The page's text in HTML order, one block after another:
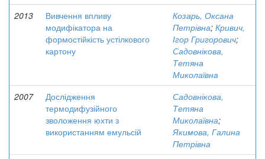
2013
Вивчення впливу
модифікатора на
формостійкість устілкового
картону
Козарь, Оксана
Петрівна; Кривич,
Ігор Григорович;
Садовнікова,
Тетяна
Миколаївна
2007
Дослідження
термодифузійного
зволоження юхти з
використанням емульсій
Садовнікова,
Тетяна
Миколаївна;
Якимова, Галина
Петрівна